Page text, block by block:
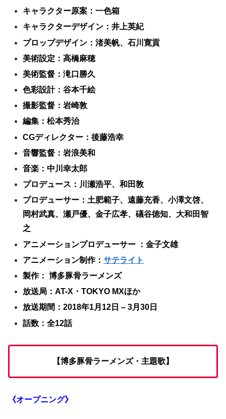
キャラクター原案：一色箱
キャラクターデザイン：井上英紀
プロップデザイン：渚美帆、石川寛貢
美術設定：高橋麻穂
美術監督：滝口勝久
色彩設計：谷本千絵
撮影監督：岩崎敦
編集：松本秀治
CGディレクター：後藤浩幸
音響監督：岩浪美和
音楽：中川幸太郎
プロデュース：川瀬浩平、和田敦
プロデューサー：土肥範子、遠藤充香、小澤文啓、
岡村武真、瀬戸優、金子広孝、礒谷徳知、大和田智
之
アニメーションプロデューサー ：金子文雄
アニメーション制作：サテライト
製作： 博多豚骨ラーメンズ
放送局：AT-X・TOKYO MXほか
放送期間：2018年1月12日 – 3月30日
話数：全12話
【博多豚骨ラーメンズ・主題歌】
《オープニング》